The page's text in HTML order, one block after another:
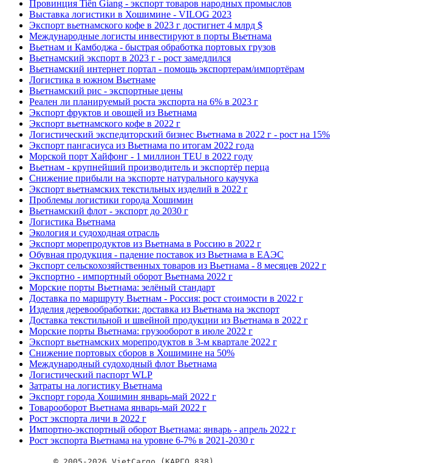
Провинция Tiền Giang - экспорт товаров народных промыслов
Выставка логистики в Хошимине - VILOG 2023
Экспорт вьетнамского кофе в 2023 г достигнет 4 млрд $
Международные логисты инвестируют в порты Вьетнама
Вьетнам и Камбоджа - быстрая обработка портовых грузов
Вьетнамский экспорт в 2023 г - рост замедлился
Вьетнамский интернет портал - помощь экспортерам/импортёрам
Логистика в южном Вьетнаме
Вьетнамский рис - экспортные цены
Реален ли планируемый роста экспорта на 6% в 2023 г
Экспорт фруктов и овощей из Вьетнама
Экспорт вьетнамского кофе в 2022 г
Логистический экспедиторский бизнес Вьетнама в 2022 г - рост на 15%
Экспорт пангасиуса из Вьетнама по итогам 2022 года
Морской порт Хайфонг - 1 миллион TEU в 2022 году
Вьетнам - крупнейший производитель и экспортёр перца
Снижение прибыли на экспорте натурального каучука
Экспорт вьетнамских текстильных изделий в 2022 г
Проблемы логистики города Хошимин
Вьетнамский флот - экспорт до 2030 г
Логистика Вьетнама
Экология и судоходная отрасль
Экспорт морепродуктов из Вьетнама в Россию в 2022 г
Обувная продукция - падение поставок из Вьетнама в ЕАЭС
Экспорт сельскохозяйственных товаров из Вьетнама - 8 месяцев 2022 г
Экспортно - импортный оборот Вьетнама 2022 г
Морские порты Вьетнама: зелёный стандарт
Доставка по маршруту Вьетнам - Россия: рост стоимости в 2022 г
Изделия деревообработки: доставка из Вьетнама на экспорт
Доставка текстильной и швейной продукции из Вьетнама в 2022 г
Морские порты Вьетнама: грузооборот в июле 2022 г
Экспорт вьетнамских морепродуктов в 3-м квартале 2022 г
Снижение портовых сборов в Хошимине на 50%
Международный судоходный флот Вьетнама
Логистический паспорт WLP
Затраты на логистику Вьетнама
Экспорт города Хошимин январь-май 2022 г
Товарооборот Вьетнама январь-май 2022 г
Рост экспорта личи в 2022 г
Импортно-экспортный оборот Вьетнама: январь - апрель 2022 г
Рост экспорта Вьетнама на уровне 6-7% в 2021-2030 г